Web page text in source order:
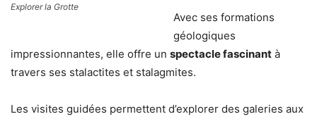
Explorer la Grotte
Avec ses formations
géologiques
impressionnantes, elle offre un spectacle fascinant à
travers ses stalactites et stalagmites.
Les visites guidées permettent d’explorer des galeries aux